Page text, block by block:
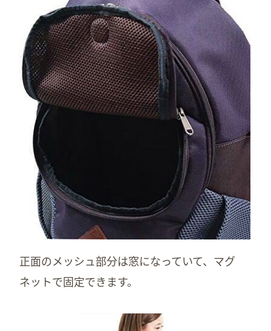
正面のメッシュ部分は窓になっていて、マグ
ネットで固定できます。